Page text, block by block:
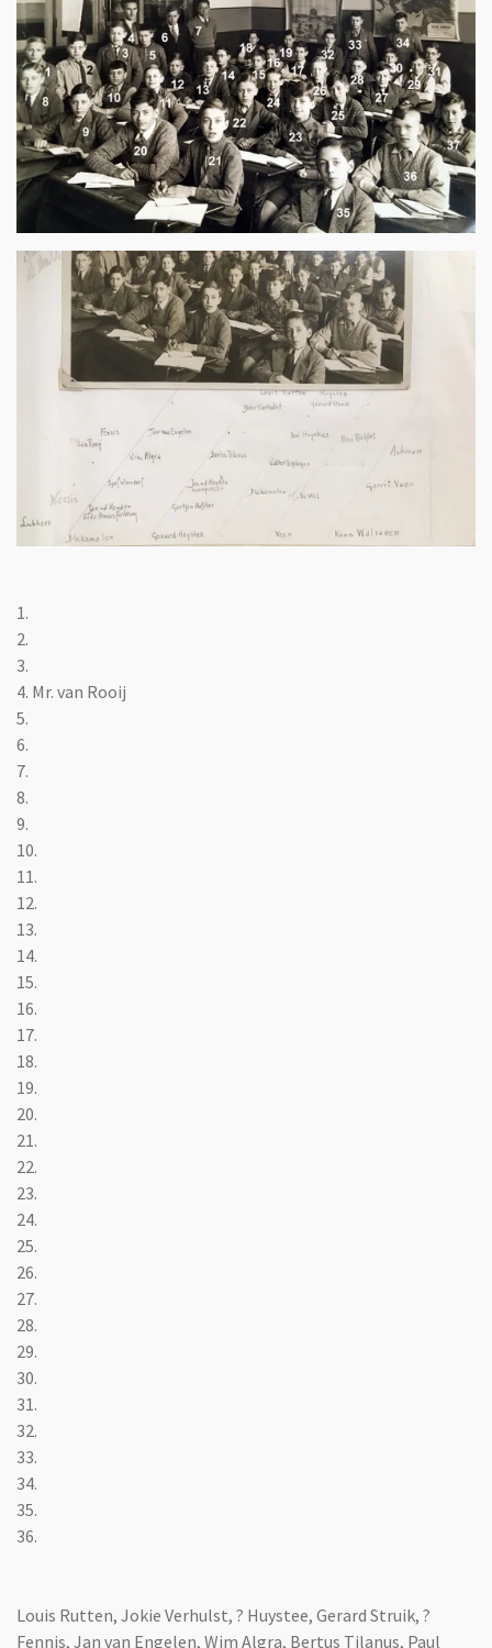
1.
2.
3.
4. Mr. van Rooij
5.
6.
7.
8.
9.
10.
11.
12.
13.
14.
15.
16.
17.
18.
19.
20.
21.
22.
23.
24.
25.
26.
27.
28.
29.
30.
31.
32.
33.
34.
35.
36.
Louis Rutten, Jokie Verhulst, ? Huystee, Gerard Struik, ?
Fennis, Jan van Engelen, Wim Algra, Bertus Tilanus, Paul